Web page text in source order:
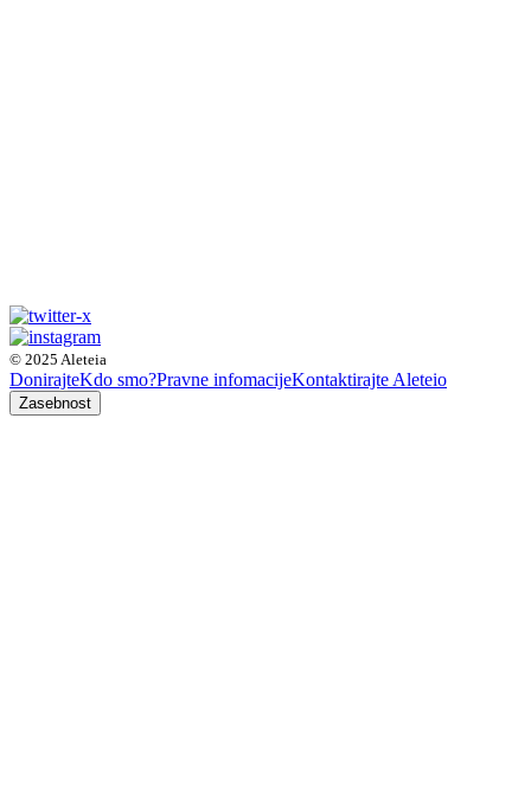
© 2025 Aleteia
DonirajteKdo smo?Pravne infomacijeKontaktirajte Aleteio
Zasebnost